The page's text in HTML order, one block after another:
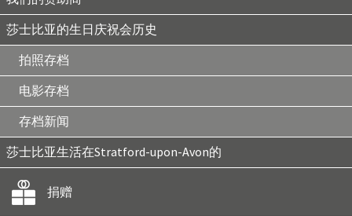
莎士比亚的生日庆祝会历史
拍照存档
电影存档
存档新闻
莎士比亚生活在Stratford-upon-Avon的
捐赠